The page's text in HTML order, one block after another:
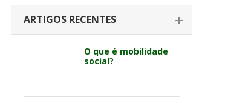
ARTIGOS RECENTES
O que é mobilidade
social?